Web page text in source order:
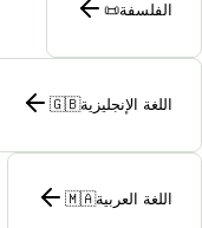
الفلسفة📜
اللغة الإنجليزية🇬🇧
اللغة العربية🇲🇦